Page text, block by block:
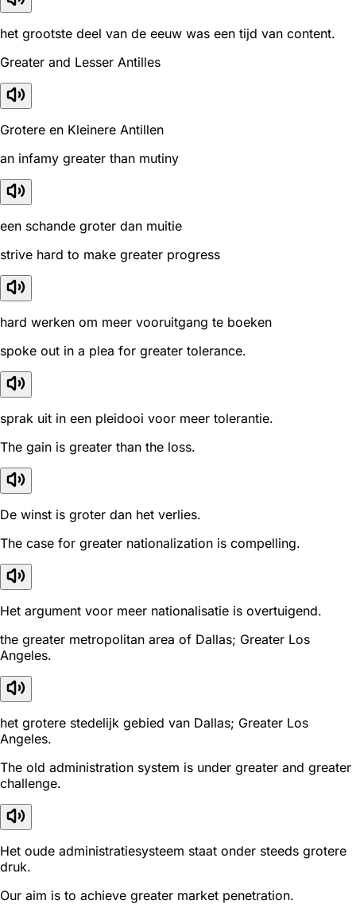
het grootste deel van de eeuw was een tijd van content.
Greater and Lesser Antilles
Grotere en Kleinere Antillen
an infamy greater than mutiny
een schande groter dan muitie
strive hard to make greater progress
hard werken om meer vooruitgang te boeken
spoke out in a plea for greater tolerance.
sprak uit in een pleidooi voor meer tolerantie.
The gain is greater than the loss.
De winst is groter dan het verlies.
The case for greater nationalization is compelling.
Het argument voor meer nationalisatie is overtuigend.
the greater metropolitan area of Dallas; Greater Los
Angeles.
het grotere stedelijk gebied van Dallas; Greater Los
Angeles.
The old administration system is under greater and greater
challenge.
Het oude administratiesysteem staat onder steeds grotere
druk.
Our aim is to achieve greater market penetration.